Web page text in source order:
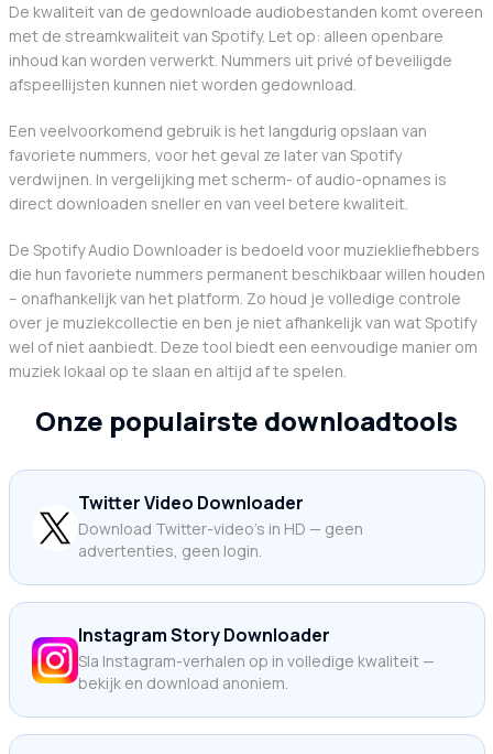
De kwaliteit van de gedownloade audiobestanden komt overeen
met de streamkwaliteit van Spotify. Let op: alleen openbare
inhoud kan worden verwerkt. Nummers uit privé of beveiligde
afspeellijsten kunnen niet worden gedownload.
Een veelvoorkomend gebruik is het langdurig opslaan van
favoriete nummers, voor het geval ze later van Spotify
verdwijnen. In vergelijking met scherm- of audio-opnames is
direct downloaden sneller en van veel betere kwaliteit.
De Spotify Audio Downloader is bedoeld voor muziekliefhebbers
die hun favoriete nummers permanent beschikbaar willen houden
– onafhankelijk van het platform. Zo houd je volledige controle
over je muziekcollectie en ben je niet afhankelijk van wat Spotify
wel of niet aanbiedt. Deze tool biedt een eenvoudige manier om
muziek lokaal op te slaan en altijd af te spelen.
Onze populairste downloadtools
Twitter Video Downloader
Download Twitter-video's in HD — geen
advertenties, geen login.
Instagram Story Downloader
Sla Instagram-verhalen op in volledige kwaliteit —
bekijk en download anoniem.